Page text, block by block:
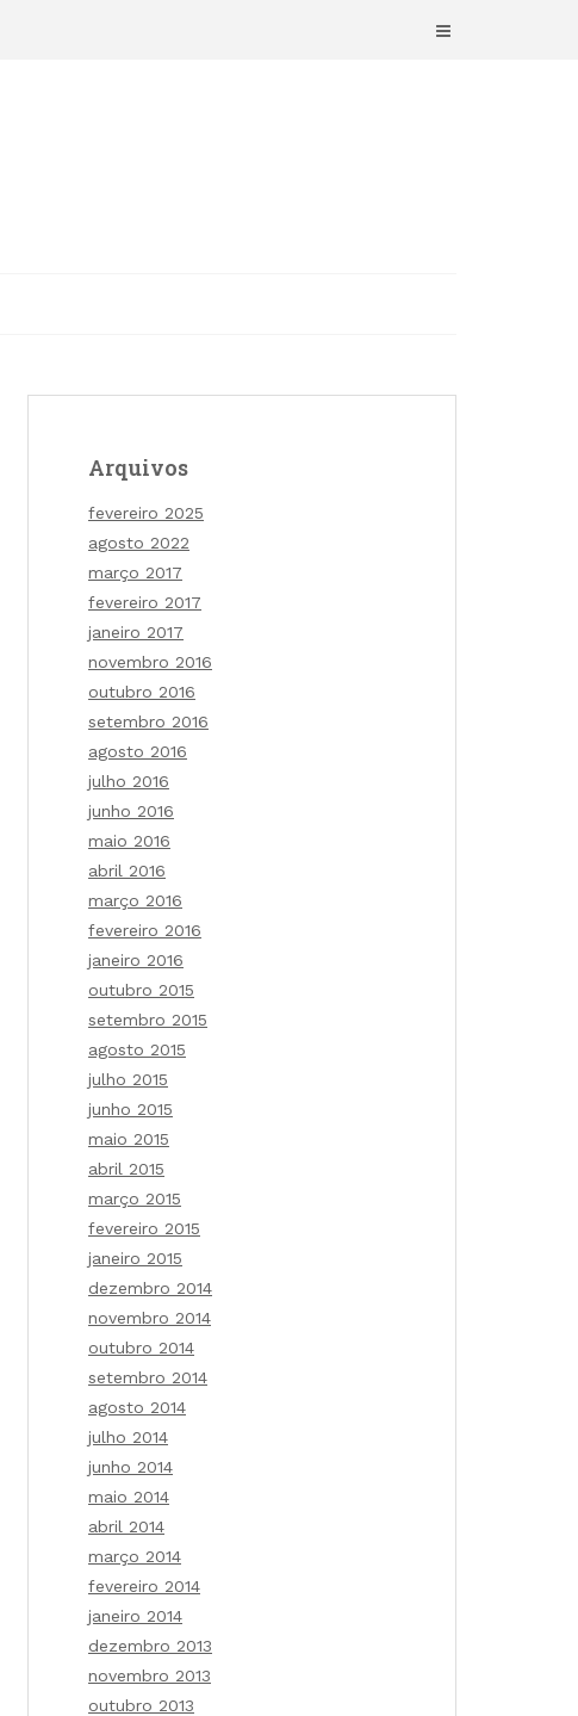
Arquivos
fevereiro 2025
agosto 2022
março 2017
fevereiro 2017
janeiro 2017
novembro 2016
outubro 2016
setembro 2016
agosto 2016
julho 2016
junho 2016
maio 2016
abril 2016
março 2016
fevereiro 2016
janeiro 2016
outubro 2015
setembro 2015
agosto 2015
julho 2015
junho 2015
maio 2015
abril 2015
março 2015
fevereiro 2015
janeiro 2015
dezembro 2014
novembro 2014
outubro 2014
setembro 2014
agosto 2014
julho 2014
junho 2014
maio 2014
abril 2014
março 2014
fevereiro 2014
janeiro 2014
dezembro 2013
novembro 2013
outubro 2013